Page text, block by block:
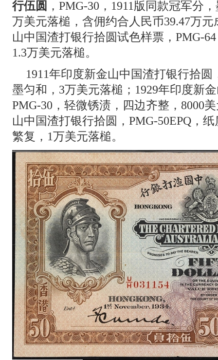
行伍圆 ，PMG-30，1911版同款冠军分
万美元落槌，含佣约合人民币39.47万元
山中国渣打银行拾圆试色样票，PMG-
1.3万美元落槌。
1911年印度新金山中国渣打银行拾圆
墨匀和，3万美元落槌；1929年印度新
PMG-30，轻微锈渍，四边齐整，8000
山中国渣打银行拾圆，PMG-50EPQ，
繁复，1万美元落槌。